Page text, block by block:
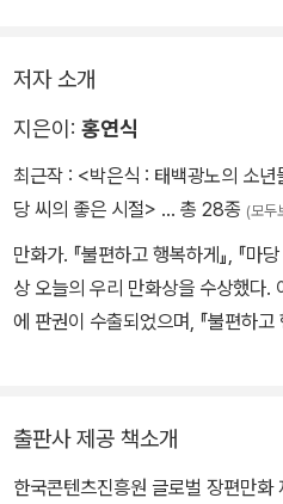
마당 씨 가족은 한겨울에 텃밭이 딸
로운 보금자리를 튼다. 봄이 되어
유가 없다. 부모님의 연이은 외래진
리고 정밀검사가 반복되는 생활 속
낸 아들과 사랑스런 아내와의 단란
아버지에 대한 원망과 어머니의 따
늘 따뜻한 밥상을 차려주시고 맛있
머니를 회상하며 마당 씨는 자신이
저자 소개
지은이: 홍연식
최근작 : <박은식 : 태백광노의 소년
당 씨의 좋은 시절> … 총 28종 (모두
만화가. 『불편하고 행복하게』, 『마
상 오늘의 우리 만화상을 수상했다.
에 판권이 수출되었으며, 『불편하고 행복하게』는
를 전달한다. 건강한 삶과 행복, 가
돌아보게 하는 작품이자, 한국콘텐
출판사 제공 책소개
한국콘텐츠진흥원 글로벌 장편만화 제작지원